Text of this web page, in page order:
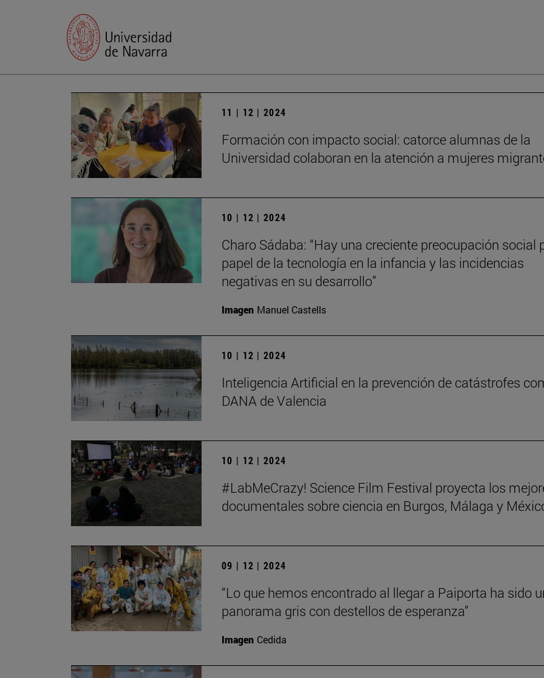
11 | 12 | 2024
Formación con impacto social: catorce alumnas de la
Universidad colaboran en la atención a mujeres
10 | 12 | 2024
Charo Sádaba: “Hay una creciente preocupación social
papel de la tecnología en la infancia y las incidencias
negativas en su desarrollo”
Imagen Manuel Castells
10 | 12 | 2024
Inteligencia Artificial en la prevención de catástrofes
DANA de Valencia
10 | 12 | 2024
#LabMeCrazy! Science Film Festival proyecta los
documentales sobre ciencia en Burgos, Málaga y
09 | 12 | 2024
“Lo que hemos encontrado al llegar a Paiporta ha sido
panorama gris con destellos de esperanza”
Imagen Cedida